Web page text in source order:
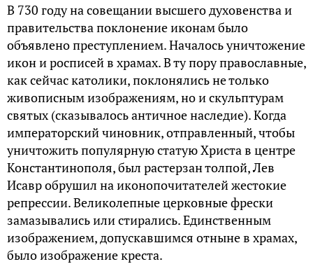
В 730 году на совещании высшего духовенства и
правительства поклонение иконам было
объявлено преступлением. Началось уничтожение
икон и росписей в храмах. В ту пору православные,
как сейчас католики, поклонялись не только
живописным изображениям, но и скульптурам
святых (сказывалось античное наследие). Когда
императорский чиновник, отправленный, чтобы
уничтожить популярную статую Христа в центре
Константинополя, был растерзан толпой, Лев
Исавр обрушил на иконопочитателей жестокие
репрессии. Великолепные церковные фрески
замазывались или стирались. Единственным
изображением, допускавшимся отныне в храмах,
было изображение креста.